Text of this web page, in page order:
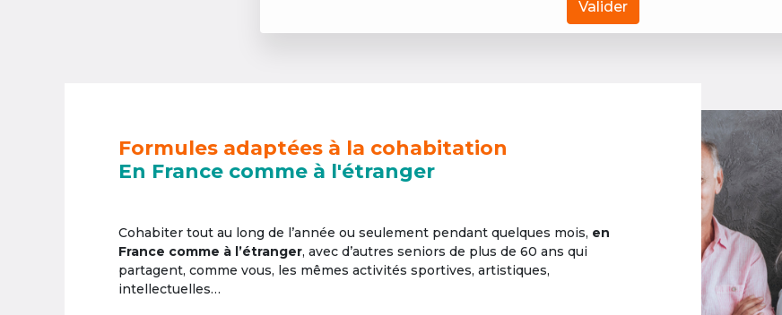
Valider
Formules adaptées à la cohabitation
En France comme à l'étranger
Cohabiter tout au long de l’année ou seulement pendant quelques mois, en
France comme à l’étranger, avec d’autres seniors de plus de 60 ans qui
partagent, comme vous, les mêmes activités sportives, artistiques,
intellectuelles…